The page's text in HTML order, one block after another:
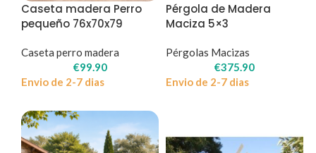
Caseta madera Perro
pequeño 76x70x79
Caseta perro madera
€99.90
Envio de 2-7 dias
Pérgola de Madera
Maciza 5×3
Pérgolas Macizas
€375.90
Envio de 2-7 dias